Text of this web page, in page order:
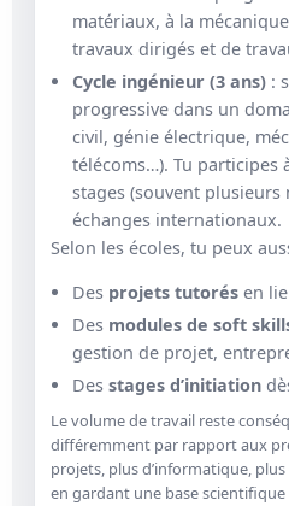
matériaux, à la
travaux dirigés et de
Cycle ingénieur (3 ans) :
progressive dans un
civil, génie électrique,
télécoms…). Tu participes
stages (souvent plusieurs
échanges internationaux.
Selon les écoles, tu peux
Des projets tutorés en
Des modules de soft
gestion de projet,
Des stages d’initiation
Le volume de travail reste
différemment par rapport aux
projets, plus d’informatique,
en gardant une base scientifique